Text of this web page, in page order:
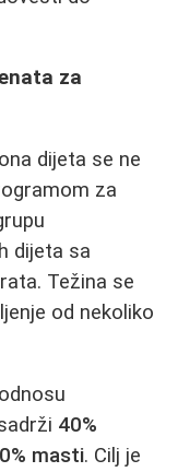
za
dijeta se ne
za
dijeta sa
Težina se
od nekoliko
40%
masti. Cilj je